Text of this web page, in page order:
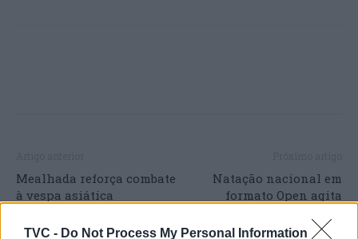
TVC - Do Not Process My Personal Information
Mealhada reforça combate
à vespa asiática
armadilhas ecológicas
Natação nacional em
formato Open agita